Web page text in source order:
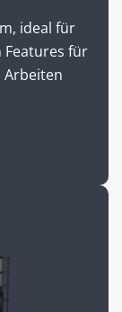
ideal für
für